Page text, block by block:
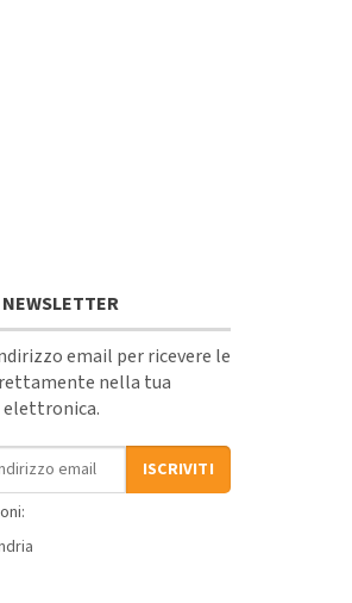
email per ricevere le
nella tua
elettronica.
ISCRIVITI